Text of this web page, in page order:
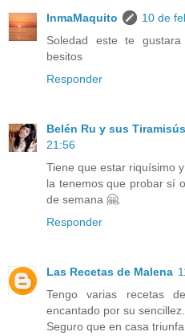
InmaMaquito
10 de
Soledad este te
besitos
Responder
Belén Ru y sus Tiramisús
21:56
Tiene que estar riquísimo
la tenemos que probar sí
de semana 🤗.
Responder
Las Recetas de Malena
Tengo varias recetas
encantado por su sencillez.
Seguro que en casa